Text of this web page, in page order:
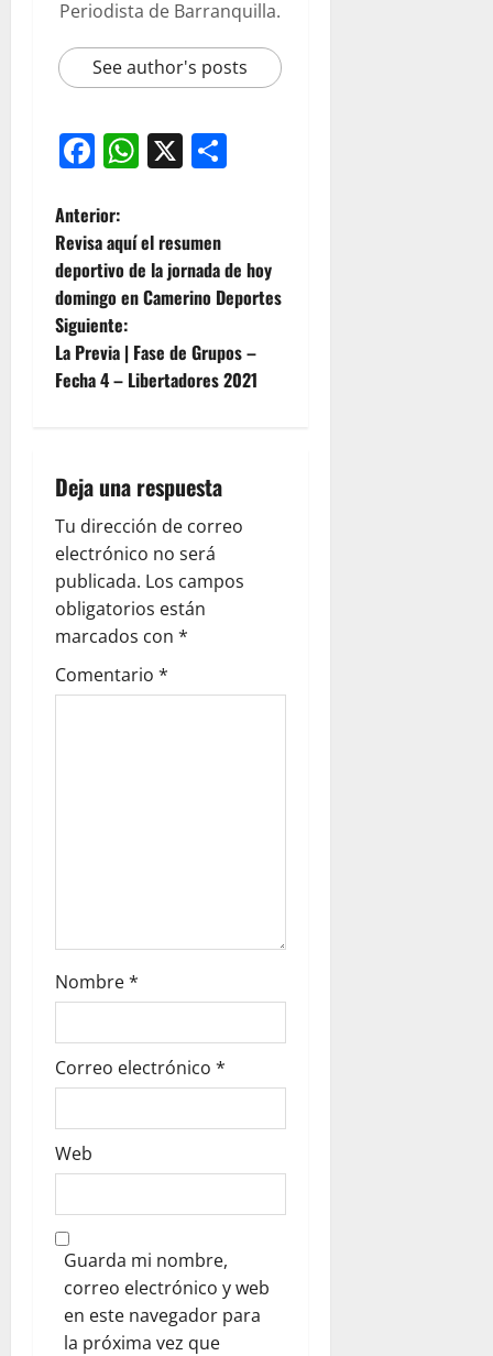
Periodista de Barranquilla.
See author's posts
Facebook
WhatsApp
X
Anterior:
Revisa aquí el resumen
deportivo de la jornada de hoy
domingo en Camerino Deportes
Siguiente:
La Previa | Fase de Grupos –
Fecha 4 – Libertadores 2021
Deja una respuesta
Tu dirección de correo
electrónico no será
publicada. Los campos
obligatorios están
marcados con *
Comentario *
Nombre*
Correo electrónico *
Web
Guarda mi nombre,
correo electrónico y web
en este navegador para
la próxima vez que